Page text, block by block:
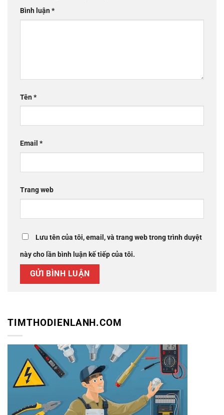
Bình luận*
Tên*
Email *
Trang web
Lưu tên của tôi, email, và trang web trong trình duyệt
này cho lần bình luận kế tiếp của tôi.
TIMTHODIENLANH.COM